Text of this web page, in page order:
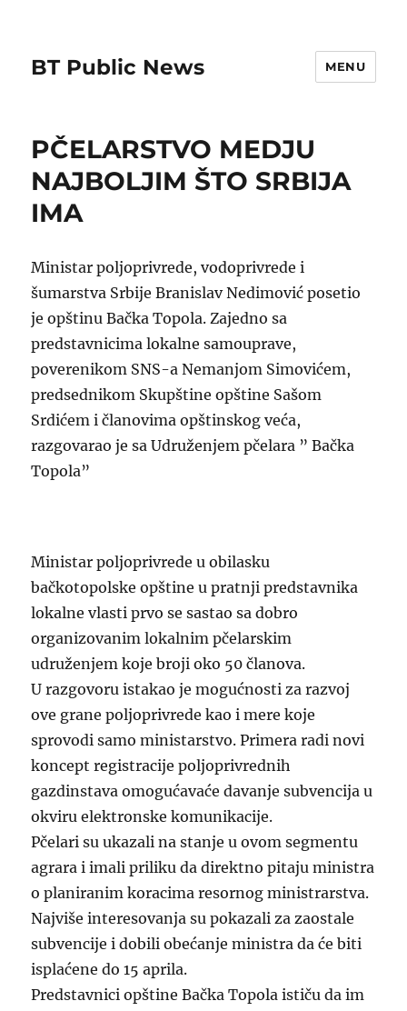
BT Public News MENU
PČELARSTVO MEDJU
NAJBOLJIM ŠTO SRBIJA
IMA
Ministar poljoprivrede, vodoprivrede i
šumarstva Srbije Branislav Nedimović posetio
je opštinu Bačka Topola. Zajedno sa
predstavnicima lokalne samouprave,
poverenikom SNS-a Nemanjom Simovićem,
predsednikom Skupštine opštine Sašom
Srdićem i članovima opštinskog veća,
razgovarao je sa Udruženjem pčelara ” Bačka
Topola”
Ministar poljoprivrede u obilasku
bačkotopolske opštine u pratnji predstavnika
lokalne vlasti prvo se sastao sa dobro
organizovanim lokalnim pčelarskim
udruženjem koje broji oko 50 članova.
U razgovoru istakao je mogućnosti za razvoj
ove grane poljoprivrede kao i mere koje
sprovodi samo ministarstvo. Primera radi novi
koncept registracije poljoprivrednih
gazdinstava omogućavaće davanje subvencija u
okviru elektronske komunikacije.
Pčelari su ukazali na stanje u ovom segmentu
agrara i imali priliku da direktno pitaju ministra
o planiranim koracima resornog ministrarstva.
Najviše interesovanja su pokazali za zaostale
subvencije i dobili obećanje ministra da će biti
isplaćene do 15 aprila.
Predstavnici opštine Bačka Topola ističu da im